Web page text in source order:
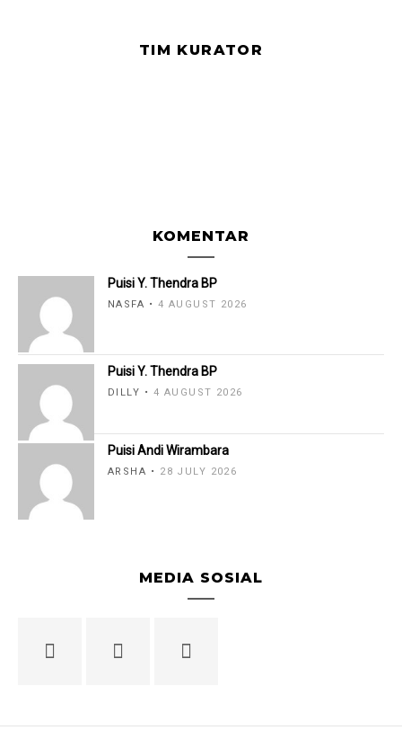
TIM KURATOR
KOMENTAR
Puisi Y. Thendra BP
NASFA 4 AUGUST 2026
Puisi Y. Thendra BP
DILLY 4 AUGUST 2026
Puisi Andi Wirambara
ARSHA 28 JULY 2026
MEDIA SOSIAL